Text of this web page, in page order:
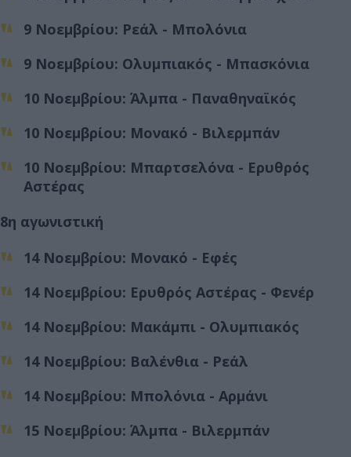
9 Νοεμβρίου: Ρεάλ - Μπολόνια
9 Νοεμβρίου: Ολυμπιακός - Μπασκόνια
10 Νοεμβρίου: Άλμπα - Παναθηναϊκός
10 Νοεμβρίου: Μονακό - Βιλερμπάν
10 Νοεμβρίου: Μπαρτσελόνα - Ερυθρός
Αστέρας
8η αγωνιστική
14 Νοεμβρίου: Μονακό - Εφές
14 Νοεμβρίου: Ερυθρός Αστέρας - Φενέρ
14 Νοεμβρίου: Μακάμπι - Ολυμπιακός
14 Νοεμβρίου: Βαλένθια - Ρεάλ
14 Νοεμβρίου: Μπολόνια - Αρμάνι
15 Νοεμβρίου: Άλμπα - Βιλερμπάν